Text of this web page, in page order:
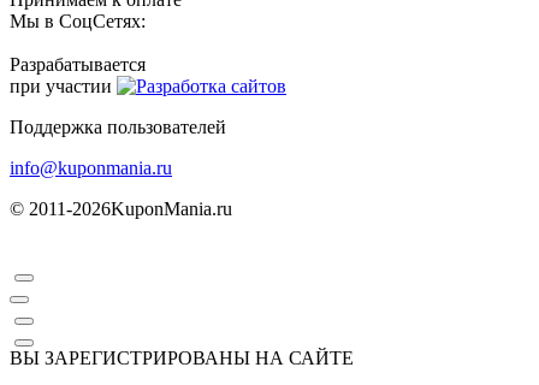
Мы в СоцСетях:
Разрабатывается
при участии
Поддержка пользователей
info@kuponmania.ru
© 2011-2026KuponMania.ru
ВЫ ЗАРЕГИСТРИРОВАНЫ НА САЙТЕ